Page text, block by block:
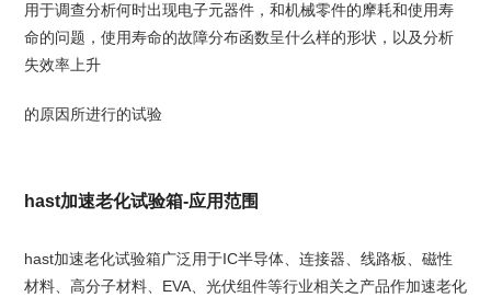
用于调查分析何时出现电子元器件，和机械零件的摩耗和使用寿
命的问题，使用寿命的故障分布函数呈什么样的形状，以及分析
失效率上升
的原因所进行的试验
hast加速老化试验箱-应用范围
hast加速老化试验箱广泛用于IC半导体、连接器、线路板、磁性
材料、高分子材料、EVA、光伏组件等行业相关之产品作加速老化